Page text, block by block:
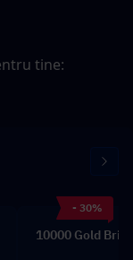
- 30%
10000 Gold Brick